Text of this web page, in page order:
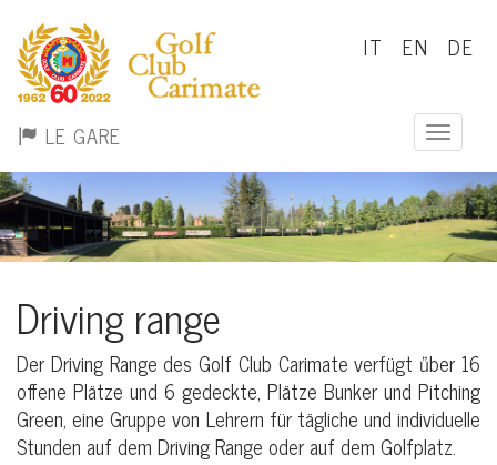
IT EN DE
LE GARE
Driving range
Der Driving Range des Golf Club Carimate verfügt űber 16
offene Plätze und 6 gedeckte, Plätze Bunker und Pitching
Green, eine Gruppe von Lehrern für tägliche und individuelle
Stunden auf dem Driving Range oder auf dem Golfplatz.